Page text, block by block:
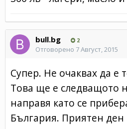
bull.bg 2
Отговорено 7 Август, 2015
Супер. Не очаквах да е
Това ще е следващото
направя като се
България. Приятен ден